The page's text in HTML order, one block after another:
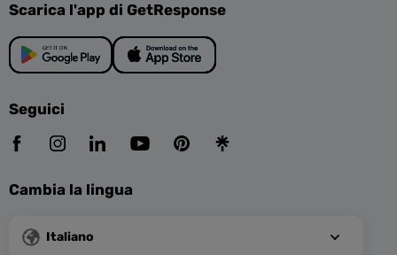
Scarica l'app di GetResponse
Seguici
Cambia la lingua
Italiano